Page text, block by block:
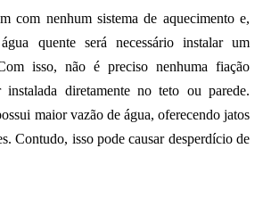
com nenhum sistema de aquecimento e,
quente será necessário instalar um
isso, não é preciso nenhuma fiação
instalada diretamente no teto ou parede.
maior vazão de água, oferecendo jatos
Contudo, isso pode causar desperdício de